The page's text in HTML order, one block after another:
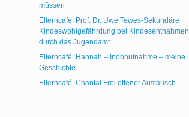
müssen
Elterncafé: Prof. Dr. Uwe Tewes-Sekundäre
Kindeswohlgefährdung bei Kindesentnahmen
durch das Jugendamt
Elterncafé: Hannah – Inobhutnahme – meine
Geschichte
Elterncafé: Chantal Frei offener Austausch